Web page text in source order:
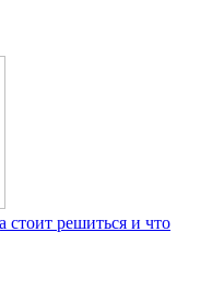
стоит решиться и что